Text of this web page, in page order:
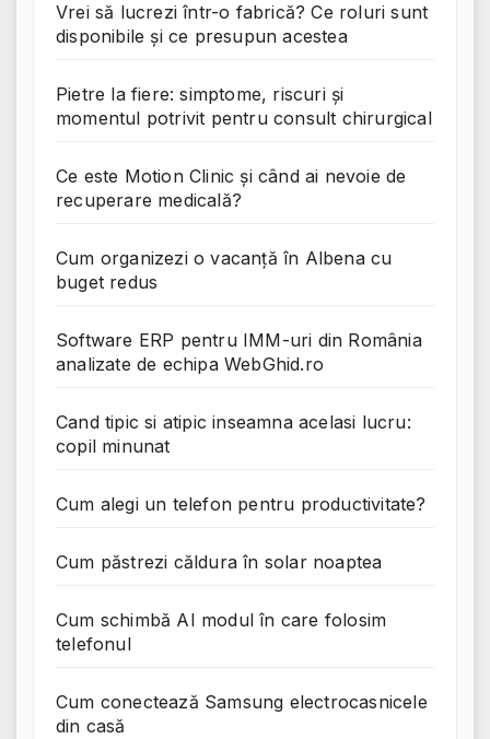
Vrei să lucrezi într-o fabrică? Ce roluri sunt
disponibile și ce presupun acestea
Pietre la fiere: simptome, riscuri și
momentul potrivit pentru consult chirurgical
Ce este Motion Clinic și când ai nevoie de
recuperare medicală?
Cum organizezi o vacanță în Albena cu
buget redus
Software ERP pentru IMM-uri din România
analizate de echipa WebGhid.ro
Cand tipic si atipic inseamna acelasi lucru:
copil minunat
Cum alegi un telefon pentru productivitate?
Cum păstrezi căldura în solar noaptea
Cum schimbă AI modul în care folosim
telefonul
Cum conectează Samsung electrocasnicele
din casă